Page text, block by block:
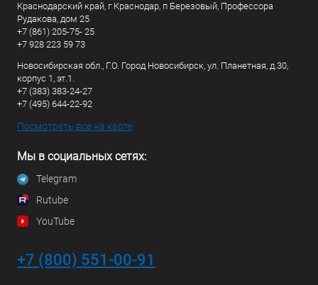
Краснодарский край, г Краснодар, п Березовый, Профессора
Рудакова, дом 25
+7 (861) 205-75- 25
+7 928 223 59 73
Новосибирская обл., Г.О. Город Новосибирск, ул. Планетная, д.30,
корпус 1, эт.1.
+7 (383) 383-24-27
+7 (495) 644-22-92
Посмотреть все на карте
Мы в социальных сетях:
Telegram
Rutube
YouTube
+7 (800) 551-00-91